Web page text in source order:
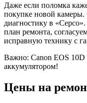
Даже если поломка
покупке новой камеры.
диагностику в
план ремонта,
исправную технику с
Важно: Canon EOS 10D
аккумулятором!
Цены на